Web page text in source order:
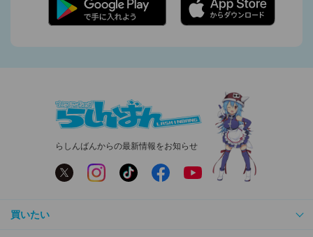
らしんばんからの最新情報をお知らせ
買いたい